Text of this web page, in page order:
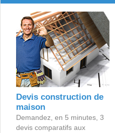
Devis construction de
maison
Demandez, en 5 minutes, 3
devis comparatifs aux